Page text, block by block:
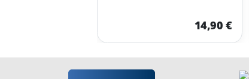
14,90 €